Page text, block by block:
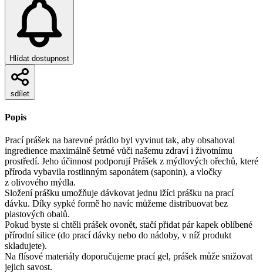
Hlídat dostupnost
sdílet
Popis
Prací prášek na barevné prádlo byl vyvinut tak, aby obsahoval
ingredience maximálně šetrné vůči našemu zdraví i životnímu
prostředí. Jeho účinnost podporují Prášek z mýdlových ořechů, které
příroda vybavila rostlinným saponátem (saponin), a vločky
z olivového mýdla.
Složení prášku umožňuje dávkovat jednu lžíci prášku na prací
dávku. Díky sypké formě ho navíc můžeme distribuovat bez
plastových obalů.
Pokud byste si chtěli prášek ovonět, stačí přidat pár kapek oblíbené
přírodní silice (do prací dávky nebo do nádoby, v níž produkt
skladujete).
Na flísové materiály doporučujeme prací gel, prášek může snižovat
jejich savost.